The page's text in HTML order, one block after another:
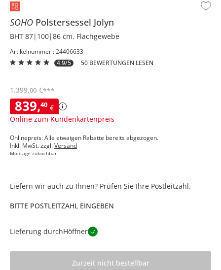
SOHO Polstersessel Jolyn
BHT 87|100|86 cm, Flachgewebe
Artikelnummer : 24406633
4.9/5
50 BEWERTUNGEN LESEN
839,40 €
Online zum Kundenkartenpreis
1.399,00 €***
Onlinepreis: Alle etwaigen Rabatte bereits abgezogen.
Inkl. MwSt. zzgl.Versand
Montage zubuchbar
Liefern wir auch zu Ihnen? Prüfen Sie Ihre Postleitzahl.
BITTE POSTLEITZAHL EINGEBEN
Lieferung durchHöffner
Zurzeit nicht bestellbar